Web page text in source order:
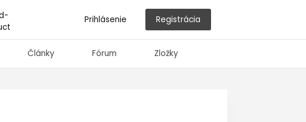
Prihlásenie Registrácia
Články Fórum Zložky